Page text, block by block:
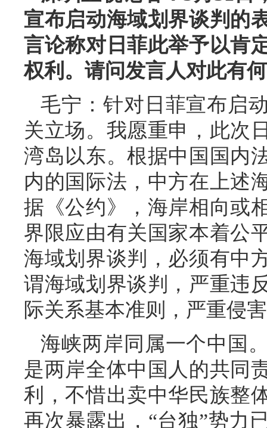
宣布启动海域划界谈判的
言论称对日菲此举予以肯
权利。请问发言人对此有
毛宁：针对日菲宣布启
关立场。我愿重申，此次
湾岛以东。根据中国国内
内的国际法，中方在上述
据《公约》，海岸相向或
界限应由有关国家本着公
海域划界谈判，必须有中
谓海域划界谈判，严重违
际关系基本准则，严重侵
海峡两岸同属一个中国
是两岸全体中国人的共同
利，不惜出卖中华民族整
再次暴露出，“台独”势力